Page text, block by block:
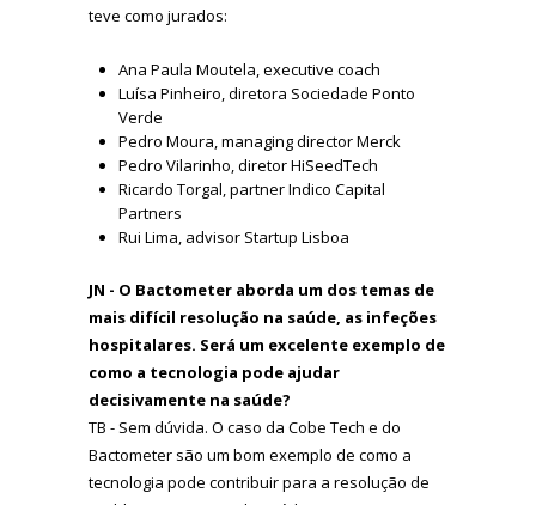
teve como jurados:
Ana Paula Moutela, executive coach
Luísa Pinheiro, diretora Sociedade Ponto
Verde
Pedro Moura, managing director Merck
Pedro Vilarinho, diretor HiSeedTech
Ricardo Torgal, partner Indico Capital
Partners
Rui Lima, advisor Startup Lisboa
JN - O Bactometer aborda um dos temas de
mais difícil resolução na saúde, as infeções
hospitalares. Será um excelente exemplo de
como a tecnologia pode ajudar
decisivamente na saúde?
TB - Sem dúvida. O caso da Cobe Tech e do
Bactometer são um bom exemplo de como a
tecnologia pode contribuir para a resolução de